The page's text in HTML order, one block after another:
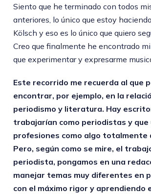
Siento que he terminado con todos
anteriores, lo único que estoy
Kölsch y eso es lo único que quiero
Creo que finalmente he encontrado
que experimentar y expresarme
Este recorrido me recuerda al que
encontrar, por ejemplo, en la
periodismo y literatura. Hay
trabajarían como periodistas y que
profesiones como algo totalmente
Pero, según como se mire, el
periodista, pongamos en una
manejar temas muy diferentes en
con el máximo rigor y aprendiendo